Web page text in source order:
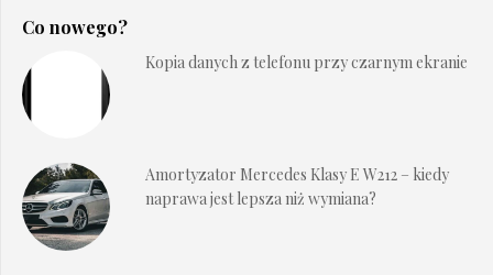
Co nowego?
Kopia danych z telefonu przy czarnym ekranie
Amortyzator Mercedes Klasy E W212 – kiedy
naprawa jest lepsza niż wymiana?